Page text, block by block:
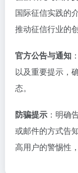
国际征信实践的
推动征信行业的
官方公告与通知
以及重要提示，
态。
防骗提示 ：明确
或邮件的方式告
高用户的警惕性